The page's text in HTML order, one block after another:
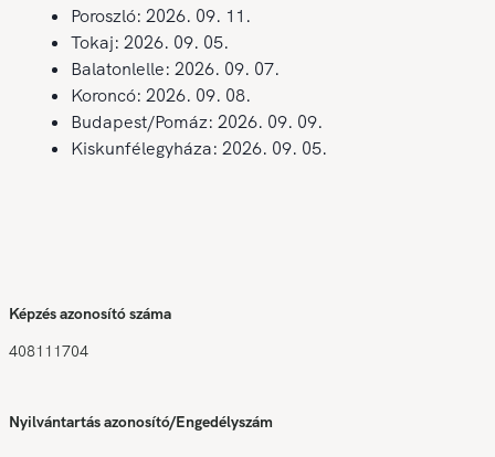
Poroszló: 2026. 09. 11.
Tokaj: 2026. 09. 05.
Balatonlelle: 2026. 09. 07.
Koroncó: 2026. 09. 08.
Budapest/Pomáz: 2026. 09. 09.
Kiskunfélegyháza: 2026. 09. 05.
Képzés azonosító száma
408111704
Nyilvántartás azonosító/Engedélyszám